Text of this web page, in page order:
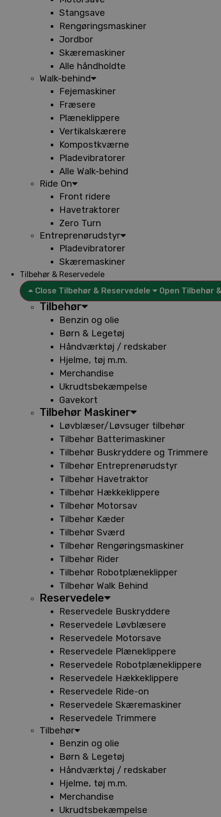
Stangsave
Rengøringsmaskiner
Jordbor
Skæremaskiner
Alle håndholdte
Walk-behind
Fejemaskiner
Fræsere
Plæneklippere
Vertikalskærere
Kompostkværne
Pladevibratorer
Alle Walk-behind
Ride On
Front ridere
Havetraktorer
Zero Turn
Entreprenørudstyr
Pladevibratorer
Skæremaskiner
Tilbehør & Reservedele
Close Tilbehør & Reservedele
Open Tilbehør
Tilbehør
Benzin og olie
Børn & Legetøj
Håndværktøj / redskaber
Hjelme, tøj m.m.
Merchandise
Ukrudtsbekæmpelse
Gavekort
Tilbehør Maskiner
Løvblæser/Løvsuger tilbehør
Tilbehør Batterimaskiner
Tilbehør Buskryddere og Trimmere
Tilbehør Entreprenørudstyr
Tilbehør Havetraktor
Tilbehør Hækkeklippere
Tilbehør Motorsav
Tilbehør Kæder
Tilbehør Sværd
Tilbehør Rengøringsmaskiner
Tilbehør Rider
Tilbehør Robotplæneklipper
Tilbehør Walk Behind
Reservedele
Reservedele Buskryddere
Reservedele Løvblæsere
Reservedele Motorsave
Reservedele Plæneklippere
Reservedele Robotplæneklippere
Reservedele Hækkeklippere
Reservedele Ride-on
Reservedele Skæremaskiner
Reservedele Trimmere
Tilbehør
Benzin og olie
Børn & Legetøj
Håndværktøj / redskaber
Hjelme, tøj m.m.
Merchandise
Ukrudtsbekæmpelse